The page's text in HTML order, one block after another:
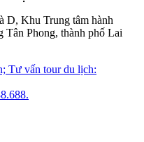
D, Khu Trung tâm hành
Phong, thành phố Lai
Tư vấn tour du lịch: